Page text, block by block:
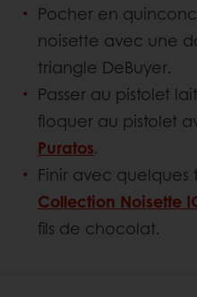
Pocher en
noisette avec une
triangle DeBuyer.
Passer au pistolet
floquer au pistolet
Puratos.
Finir avec quelques
Collection Noisette
fils de chocolat.